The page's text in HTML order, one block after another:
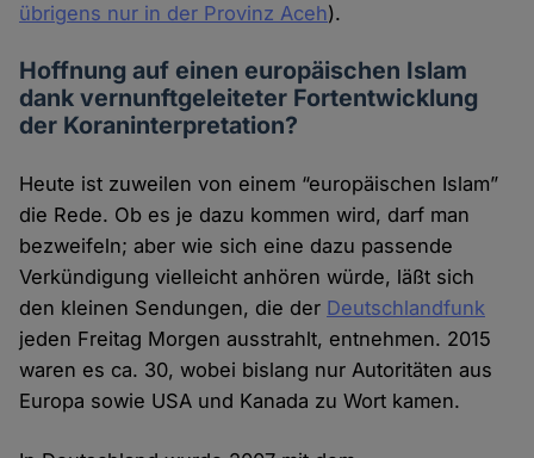
übrigens nur in der Provinz Aceh).
Hoffnung auf einen europäischen Islam
dank vernunftgeleiteter Fortentwicklung
der Koraninterpretation?
Heute ist zuweilen von einem “europäischen Islam”
die Rede. Ob es je dazu kommen wird, darf man
bezweifeln; aber wie sich eine dazu passende
Verkündigung vielleicht anhören würde, läßt sich
den kleinen Sendungen, die der Deutschlandfunk
jeden Freitag Morgen ausstrahlt, entnehmen. 2015
waren es ca. 30, wobei bislang nur Autoritäten aus
Europa sowie USA und Kanada zu Wort kamen.